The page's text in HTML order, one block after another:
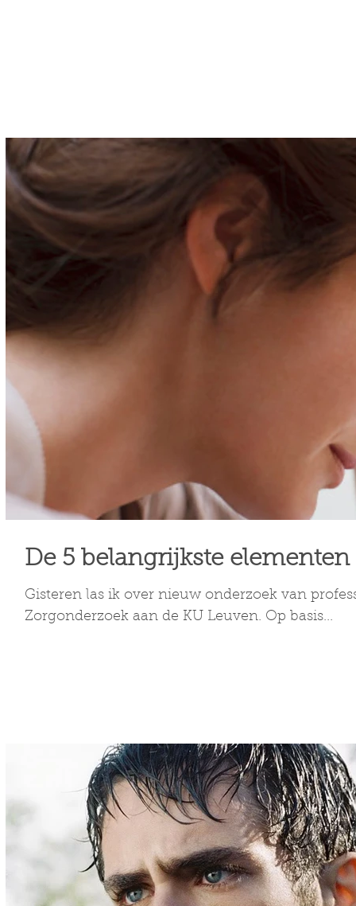
De 5 belangrijkste
Gisteren las ik over nieuw onderzoek van
Zorgonderzoek aan de KU Leuven. Op basis...